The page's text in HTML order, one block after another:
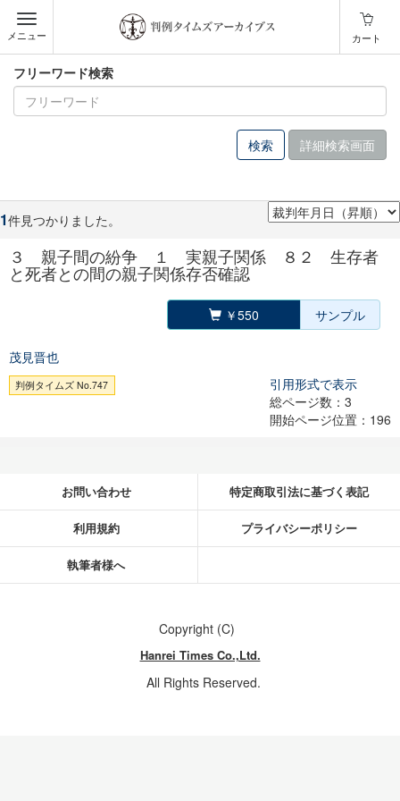
メニュー カート
フリーワード検索
詳細検索画面
1件見つかりました。
３ 親子間の紛争 １ 実親子関係 ８２ 生存者
と死者との間の親子関係存否確認
￥550 サンプル
茂見晋也
判例タイムズ No.747
引用形式で表示
総ページ数：3
開始ページ位置：196
お問い合わせ 特定商取引法に基づく表記
利用規約 プライバシーポリシー
執筆者様へ
Copyright (C)
Hanrei Times Co.,Ltd.
All Rights Reserved.